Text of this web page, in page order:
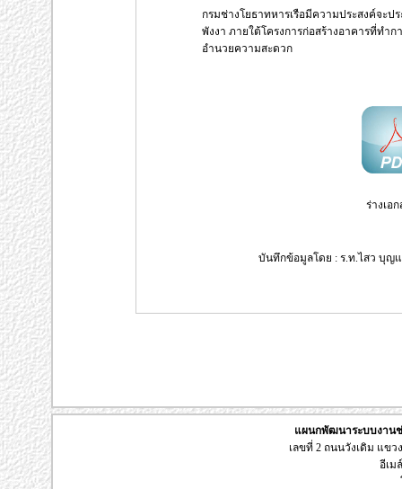
กรมช่างโยธาทหารเรือมีความประสงค์จะ
พังงา ภายใต้โครงการก่อสร้างอาคารที่ท
อำนวยความสะดวก
ร่างเอ
บันทึกข้อมูลโดย : ร.ท.ไสว บุญแ
แผนกพัฒนาระบบงานช่
เลขที่ 2 ถนนวังเดิม แขว
อีเม